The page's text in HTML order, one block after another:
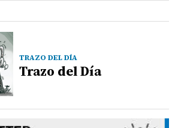
TRAZO DEL DÍA
Trazo del Día